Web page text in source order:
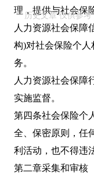
理，提供与社会保
人力资源社会保障
构)对社会保险个
务。
人力资源社会保障
实施监督。
第四条社会保险个
全、保密原则，任
利活动，也不得违
第二章采集和审核